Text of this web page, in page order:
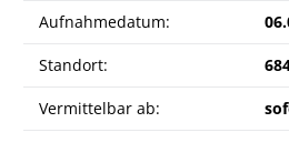
Aufnahmedatum:
Standort:
Vermittelbar ab: